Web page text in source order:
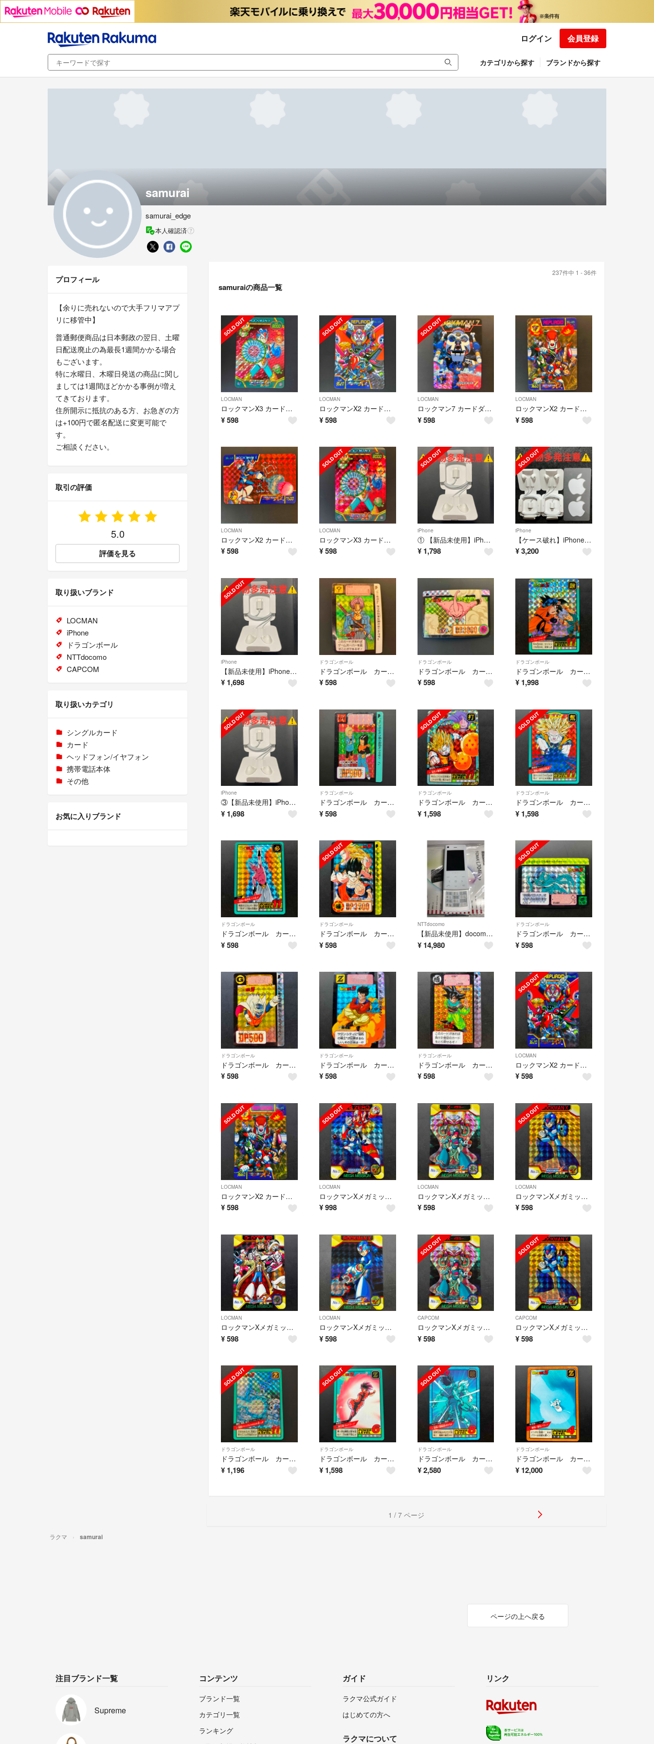
ログイン 会員登録
カテゴリから探す ブランドから探す
samurai
samurai_edge
本人確認済
237件中 1 - 36件
samuraiの商品一覧
LOCMAN
ロックマンX3 カードダス No85
¥598
LOCMAN
ロックマンX2 カードダス No46
¥598
LOCMAN
ロックマン7 カードダス No5
¥ 598
LOCMAN
ロックマンX2 カードダス No45
¥598
LOCMAN
ロックマンX2 カードダス No43
¥598
LOCMAN
ロックマンX3 カードダス No85
¥598
iPhone
① 【新品未使用】iPhone純正付属イヤホン ライトニング
¥ 1,798
iPhone
【ケース破れ】iPhone純正付属イヤホン ライトニング シール付き2個セット
¥3,200
iPhone
【新品未使用】iPhone純正付属イヤホン ライトニング
¥ 1,698
ドラゴンボール
ドラゴンボール カードダスNo374
¥598
ドラゴンボール
ドラゴンボール カードダス No317
¥ 598
ドラゴンボール
ドラゴンボール カードダス No452 ダブルプリズム
¥ 1,998
iPhone
③【新品未使用】iPhone純正付属イヤホン ライトニング
¥ 1,698
ドラゴンボール
ドラゴンボール カードダス No416
¥598
ドラゴンボール
ドラゴンボール カードダス No617 ダブルプリズム
¥ 1,598
ドラゴンボール
ドラゴンボール カードダス No496 ダブルプリズム
¥ 1,598
ドラゴンボール
ドラゴンボール カードダス No518
¥598
ドラゴンボール
ドラゴンボール カードダス No211
¥598
NTTdocomo
【新品未使用】docomo L704i ホワイト
¥ 14,980
ドラゴンボール
ドラゴンボール カードダス No321
¥598
ドラゴンボール
ドラゴンボール カードダス No630
¥598
ドラゴンボール
ドラゴンボール カードダス No617
¥598
ドラゴンボール
ドラゴンボール カードダス No375
¥ 598
LOCMAN
ロックマンX2 カードダス No46
¥598
LOCMAN
ロックマンX2 カードダス No45
¥598
LOCMAN
ロックマンXメガミッション カードダスNo01
¥998
LOCMAN
ロックマンXメガミッション カードダスNo33
¥ 598
LOCMAN
ロックマンXメガミッション カードダスNo06
¥598
LOCMAN
ロックマンXメガミッション カードダスNo18
¥598
LOCMAN
ロックマンXメガミッション カードダスNo31
¥598
CAPCOM
ロックマンXメガミッション カードダスNo33
¥ 598
CAPCOM
ロックマンXメガミッション カードダスNo06
¥598
ドラゴンボール
ドラゴンボール カードダス No397 No463
¥ 1,196
ドラゴンボール
ドラゴンボール カードダス No446 隠れプリズム
¥ 1,598
ドラゴンボール
ドラゴンボール カードダス No587 隠れプリズム(おそらく未剥がし)
¥ 2,580
ドラゴンボール
ドラゴンボール カードダス No272 隠れプリズム
¥ 12,000
1 / 7 ページ
プロフィール
【余りに売れないので大手フリマアプ
リに移管中】
普通郵便商品は日本郵政の翌日、土曜
日配送廃止の為最長1週間かかる場合
もございます。
特に水曜日、木曜日発送の商品に関し
ましては1週間ほどかかる事例が増え
てきております。
住所開示に抵抗のある方、お急ぎの方
は+100円で匿名配送に変更可能で
す。
ご相談ください。
取引の評価
5.0
評価を見る
取り扱いブランド
LOCMAN
iPhone
ドラゴンボール
NTTdocomo
CAPCOM
取り扱いカテゴリ
シングルカード
カード
ヘッドフォン/イヤフォン
携帯電話本体
その他
お気に入りブランド
ラクマ samurai
ページの上へ戻る
注目ブランド一覧
Supreme
コンテンツ
ブランド一覧
カテゴリ一覧
ランキング
ガイド
ラクマ公式ガイド
はじめての方へ
ラクマについて
リンク